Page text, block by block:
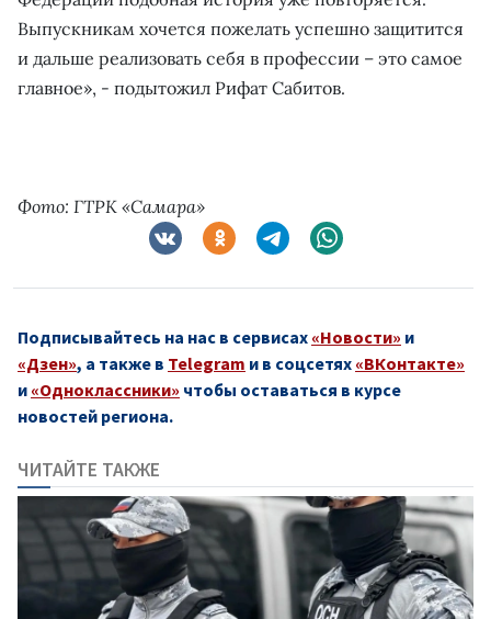
Выпускникам хочется пожелать успешно защитится
и дальше реализовать себя в профессии – это самое
главное», - подытожил Рифат Сабитов.
Фото: ГТРК «Самара»
Подписывайтесь на нас в сервисах «Новости» и
«Дзен», а также в Telegram и в соцсетях «ВКонтакте»
и «Одноклассники» чтобы оставаться в курсе
новостей региона.
ЧИТАЙТЕ ТАКЖЕ